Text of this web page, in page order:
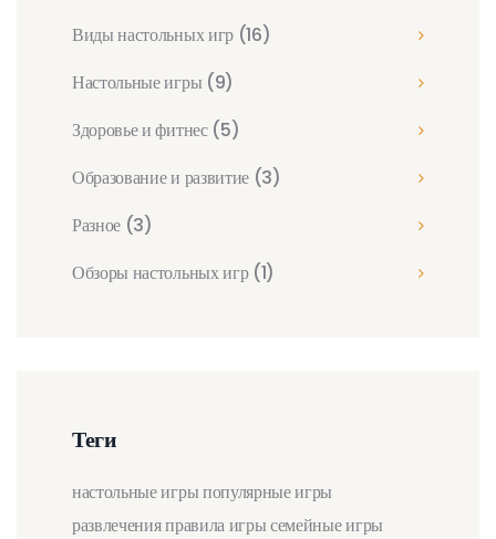
Виды настольных игр (16)
Настольные игры (9)
Здоровье и фитнес (5)
Образование и развитие (3)
Разное (3)
Обзоры настольных игр (1)
Теги
настольные игрыпопулярные игры
развлеченияправила игрысемейные игры